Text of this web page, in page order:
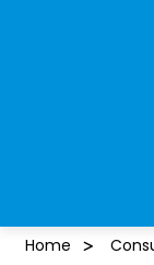
Home